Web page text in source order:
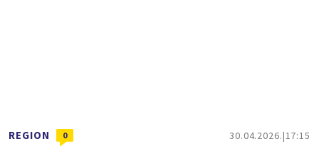
REGION 0 30.04.2026. 17:15